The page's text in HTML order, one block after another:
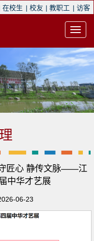
在校生 | 校友 | 教职工 | 访客
守匠心 静传文脉——江
中华才艺展
06-23